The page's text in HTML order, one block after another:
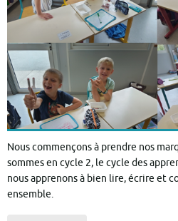
Nous commençons à prendre nos
sommes en cycle 2, le cycle des
nous apprenons à bien lire, écrire et
ensemble.